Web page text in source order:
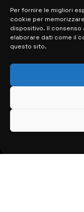
Per fornire le migliori
cookie per
dispositivo. Il
elaborare dati come il
questo sito.
MAPPA DEL SITO
> NOTIZIE